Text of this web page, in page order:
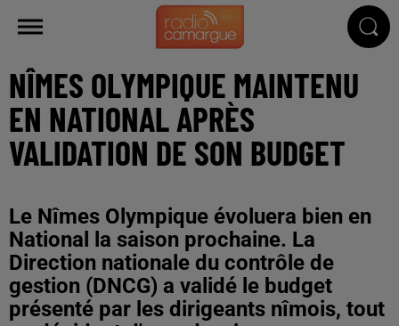
NÎMES OLYMPIQUE MAINTENU
EN NATIONAL APRÈS
VALIDATION DE SON BUDGET
Le Nîmes Olympique évoluera bien en
National la saison prochaine. La
Direction nationale du contrôle de
gestion (DNCG) a validé le budget
présenté par les dirigeants nîmois, tout